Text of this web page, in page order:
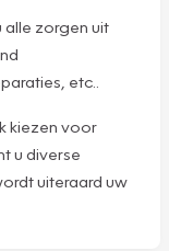
alle zorgen uit
etc..
kiezen voor
u diverse
uiteraard uw